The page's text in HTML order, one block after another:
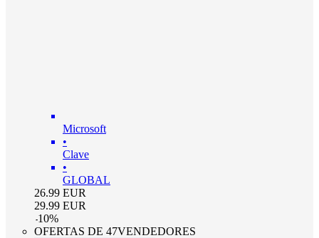
Microsoft
•
Clave
•
GLOBAL
26.99 EUR
29.99 EUR
-10%
OFERTAS DE 47VENDEDORES